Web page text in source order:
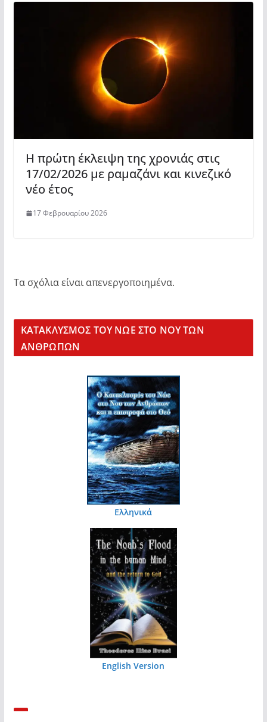
Η πρώτη έκλειψη της χρονιάς στις
17/02/2026 με ραμαζάνι και κινεζικό
νέο έτος
17 Φεβρουαρίου 2026
Τα σχόλια είναι απενεργοποιημένα.
KΑΤΑΚΛΥΣΜΟΣ ΤΟΥ ΝΩΕ ΣΤΟ ΝΟΥ ΤΩΝ
ΑΝΘΡΩΠΩΝ
Ελληνικά
English Version